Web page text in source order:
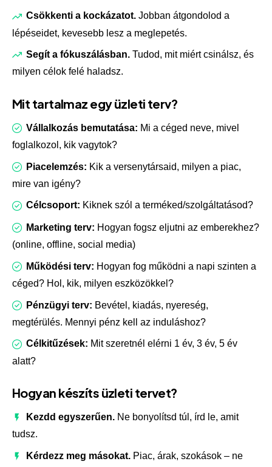
Csökkenti a kockázatot. Jobban átgondolod a
lépéseidet, kevesebb lesz a meglepetés.
Segít a fókuszálásban. Tudod, mit miért csinálsz, és
milyen célok felé haladsz.
Mit tartalmaz egy üzleti terv?
Vállalkozás bemutatása: Mi a céged neve, mivel
foglalkozol, kik vagytok?
Piacelemzés: Kik a versenytársaid, milyen a piac,
mire van igény?
Célcsoport: Kiknek szól a terméked/szolgáltatásod?
Marketing terv: Hogyan fogsz eljutni az emberekhez?
(online, offline, social media)
Működési terv: Hogyan fog működni a napi szinten a
céged? Hol, kik, milyen eszközökkel?
Pénzügyi terv: Bevétel, kiadás, nyereség,
megtérülés. Mennyi pénz kell az induláshoz?
Célkitűzések: Mit szeretnél elérni 1 év, 3 év, 5 év
alatt?
Hogyan készíts üzleti tervet?
Kezdd egyszerűen. Ne bonyolítsd túl, írd le, amit
tudsz.
Kérdezz meg másokat. Piac, árak, szokások – ne